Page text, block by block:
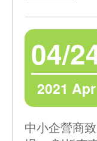
04/
2021 Apr
中小企營商